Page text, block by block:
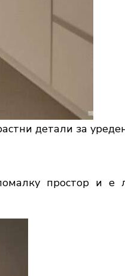
детали за
простор и е